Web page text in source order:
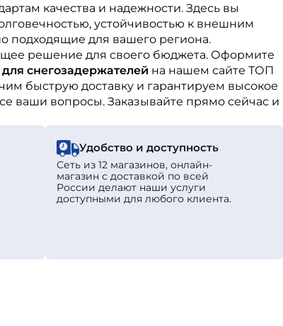
качества и надежности. Здесь вы
устойчивостью к внешним
подходящие для вашего региона.
решение для своего бюджета. Оформите
снегозадержателей на нашем сайте ТОП
быструю доставку и гарантируем высокое
ваши вопросы. Заказывайте прямо сейчас и
Удобство и доступность
Сеть из 12 магазинов, онлайн-
магазин с доставкой по всей
России делают наши услуги
доступными для любого клиента.